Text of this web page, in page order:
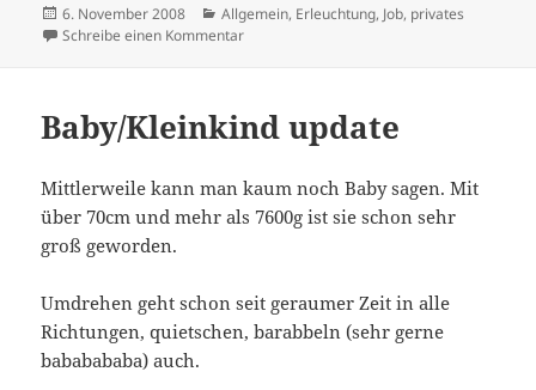
Veröffentlicht
am
6. November 2008 Kategorien
Allgemein, Erleuchtung, Job, privates
Schreibe einen Kommentarzu Mein mittelfrisitges Ziel
Baby/Kleinkind update
Mittlerweile kann man kaum noch Baby sagen. Mit
über 70cm und mehr als 7600g ist sie schon sehr
groß geworden.
Umdrehen geht schon seit geraumer Zeit in alle
Richtungen, quietschen, barabbeln (sehr gerne
bababababa) auch.